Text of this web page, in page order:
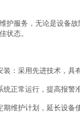
护服务，无论是设备
状态。
装：采用先进技术，具
统正常运行，提高报警
期维护计划，延长设备